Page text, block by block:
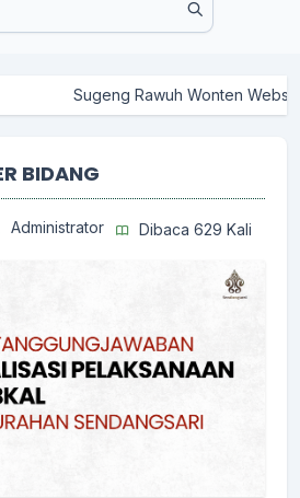
Rawuh Wonten Website Resmi
BIDANG
Administrator Dibaca 629 Kali